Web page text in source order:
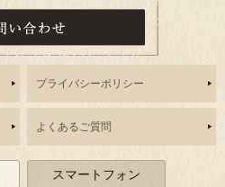
プライバシーポリシー
よくあるご質問
スマートフォン